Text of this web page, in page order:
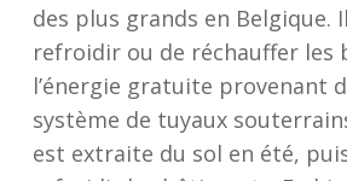
des plus grands en Belgique.
refroidir ou de réchauffer les
l’énergie gratuite provenant
système de tuyaux
est extraite du sol en été,